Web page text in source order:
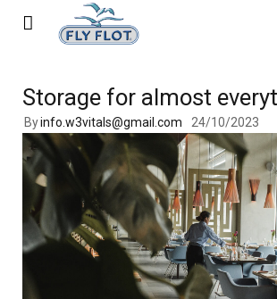
Storage for almost
Byinfo.w3vitals@gmail.com 24/10/2023